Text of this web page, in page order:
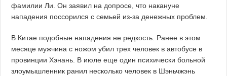
фамилии Ли. Он заявил на допросе, что накануне
нападения поссорился с семьей из-за денежных проблем.
В Китае подобные нападения не редкость. Ранее в этом
месяце мужчина с ножом убил трех человек в автобусе в
провинции Хэнань. В июле еще один психически больной
злоумышленник ранил несколько человек в Шэньчжэнь